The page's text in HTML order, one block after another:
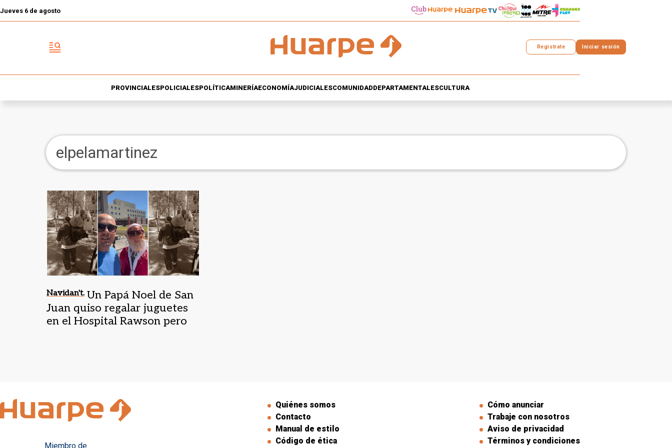
Jueves 6 de agosto
Registrate Iniciar sesión
PROVINCIALESPOLICIALESPOLÍTICAMINERÍAECONOMÍAJUDICIALESCOMUNIDADDEPARTAMENTALESCULTURA
elpelamartinez
Navidan't. Un Papá Noel de San
Juan quiso regalar juguetes
en el Hospital Rawson pero
Miembro de
Quiénes somos
Contacto
Manual de estilo
Código de ética
Cómo anunciar
Trabaje con nosotros
Aviso de privacidad
Términos y condiciones